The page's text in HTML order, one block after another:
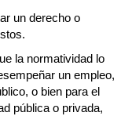
un derecho o
la normatividad lo
un empleo,
o bien para el
pública o privada,